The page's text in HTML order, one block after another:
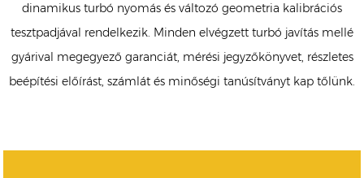
dinamikus turbó nyomás és változó geometria kalibrációs
tesztpadjával rendelkezik. Minden elvégzett turbó javítás mellé
gyárival megegyező garanciát, mérési jegyzőkönyvet, részletes
beépítési előírást, számlát és minőségi tanúsítványt kap tőlünk.